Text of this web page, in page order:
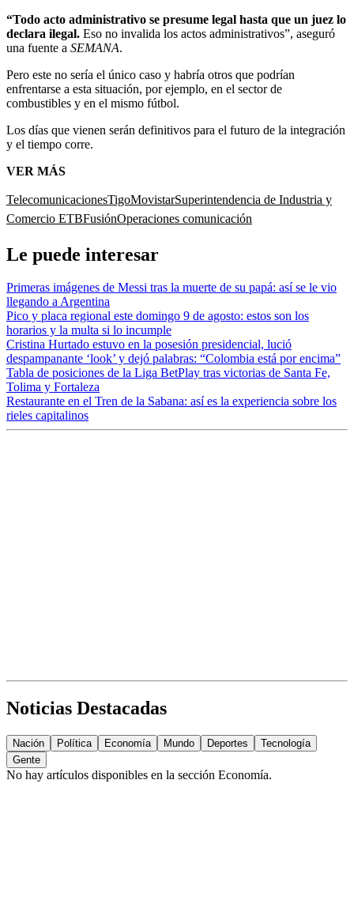
“Todo acto administrativo se presume legal hasta que un juez lo
declara ilegal. Eso no invalida los actos administrativos”, aseguró
una fuente a SEMANA.
Pero este no sería el único caso y habría otros que podrían
enfrentarse a esta situación, por ejemplo, en el sector de
combustibles y en el mismo fútbol.
Los días que vienen serán definitivos para el futuro de la integración
y el tiempo corre.
VER MÁS
TelecomunicacionesTigoMovistarSuperintendencia de Industria y
Comercio ETBFusiónOperaciones comunicación
Le puede interesar
Primeras imágenes de Messi tras la muerte de su papá: así se le vio
llegando a Argentina
Pico y placa regional este domingo 9 de agosto: estos son los
horarios y la multa si lo incumple
Cristina Hurtado estuvo en la posesión presidencial, lució
despampanante ‘look’ y dejó palabras: “Colombia está por encima”
Tabla de posiciones de la Liga BetPlay tras victorias de Santa Fe,
Tolima y Fortaleza
Restaurante en el Tren de la Sabana: así es la experiencia sobre los
rieles capitalinos
Noticias Destacadas
Nación Política Economía Mundo Deportes
Tecnología
Gente
No hay artículos disponibles en la sección Economía.